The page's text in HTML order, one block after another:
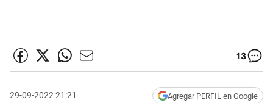
13
29-09-2022 21:21 Agregar PERFIL en Google